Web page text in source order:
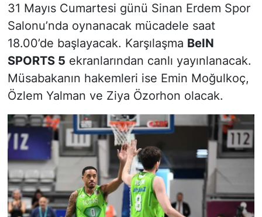
31 Mayıs Cumartesi günü Sinan Erdem Spor
Salonu’nda oynanacak mücadele saat
18.00’de başlayacak. Karşılaşma BeIN
SPORTS 5 ekranlarından canlı yayınlanacak.
Müsabakanın hakemleri ise Emin Moğulkoç,
Özlem Yalman ve Ziya Özorhon olacak.